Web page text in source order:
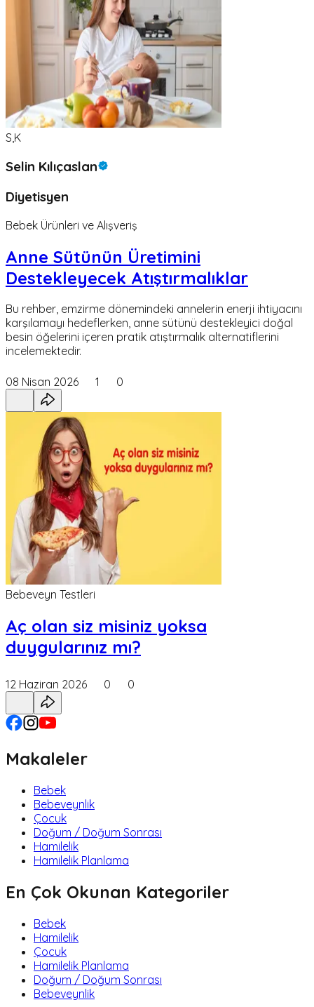
S,K
Selin Kılıçaslan
Diyetisyen
Bebek Ürünleri ve Alışveriş
Anne Sütünün Üretimini
Destekleyecek Atıştırmalıklar
Bu rehber, emzirme dönemindeki annelerin enerji ihtiyacını
karşılamayı hedeflerken, anne sütünü destekleyici doğal
besin öğelerini içeren pratik atıştırmalık alternatiflerini
incelemektedir.
08 Nisan 2026 1 0
Bebeveyn Testleri
Aç olan siz misiniz yoksa
duygularınız mı?
12 Haziran 2026 0 0
Makaleler
Bebek
Bebeveynlik
Çocuk
Doğum / Doğum Sonrası
Hamilelik
Hamilelik Planlama
En Çok Okunan Kategoriler
Bebek
Hamilelik
Çocuk
Hamilelik Planlama
Doğum / Doğum Sonrası
Bebeveynlik